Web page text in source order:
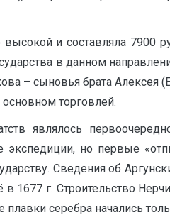
высокой и составляла
в данном
– сыновья брата
торговлей.
являлось
экспедиции, но первые
Сведения об
1677 г. Строительство
плавки серебра начались